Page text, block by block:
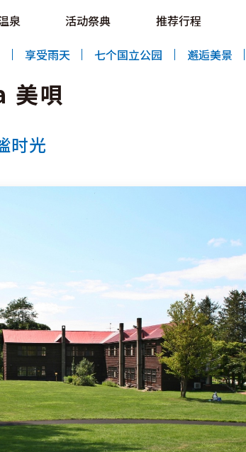
LOVE!
泉 活动祭典 推荐行程
享受雨天 七个国立公园 邂逅美景
推荐行程
北海道简介
按旅游主题搜索
享受雨天
七个国立公园
邂逅美景
基础知识
美唄
时光